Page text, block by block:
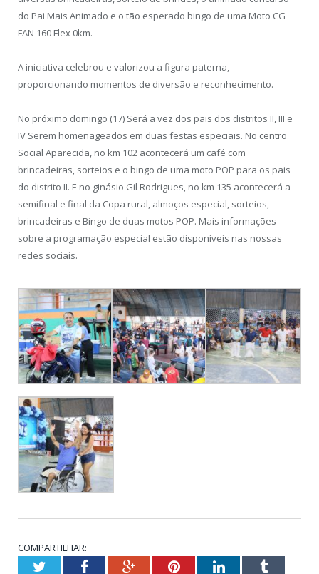
do Pai Mais Animado e o tão esperado bingo de uma Moto CG
FAN 160 Flex 0km.
A iniciativa celebrou e valorizou a figura paterna,
proporcionando momentos de diversão e reconhecimento.
No próximo domingo (17) Será a vez dos pais dos distritos II, III e
IV Serem homenageados em duas festas especiais. No centro
Social Aparecida, no km 102 acontecerá um café com
brincadeiras, sorteios e o bingo de uma moto POP para os pais
do distrito II. E no ginásio Gil Rodrigues, no km 135 acontecerá a
semifinal e final da Copa rural, almoços especial, sorteios,
brincadeiras e Bingo de duas motos POP. Mais informações
sobre a programação especial estão disponíveis nas nossas
redes sociais.
COMPARTILHAR:
TwitterFacebookGoogle+PinterestLinkedInTumblr